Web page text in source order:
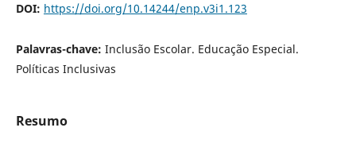
DOI: https://doi.org/10.14244/enp.v3i1.123
Palavras-chave: Inclusão Escolar. Educação Especial.
Políticas Inclusivas
Resumo